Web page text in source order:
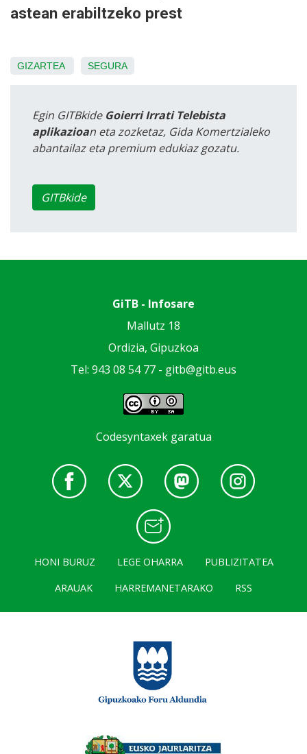
astean erabiltzeko prest
GIZARTEA SEGURA
Egin GITBkide Goierri Irrati Telebista
aplikazioan eta zozketaz, Gida Komertzialeko
abantailaz eta premium edukiaz gozatu.
GITBkide
GiTB - Infosare
Mallutz 18
Ordizia, Gipuzkoa
Tel: 943 08 54 77 - gitb@gitb.eus
Codesyntaxek garatua
HONI BURUZ LEGE OHARRA
PUBLIZITATEA
ARAUAK
HARREMANETARAKO RSS